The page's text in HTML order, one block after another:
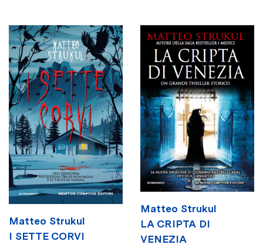
Matteo Strukul
I SETTE CORVI
Matteo Strukul
LA CRIPTA DI
VENEZIA